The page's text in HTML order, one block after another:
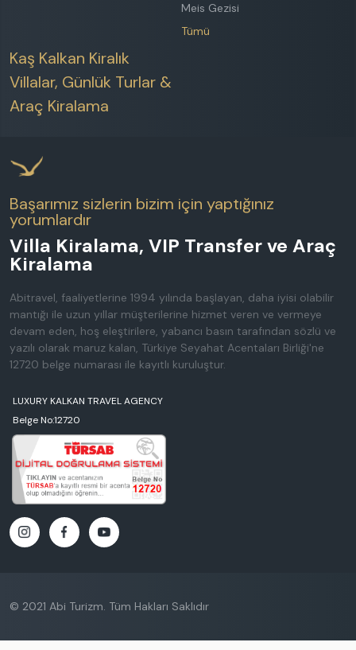
Meis Gezisi
Tümü
Kaş Kalkan Kiralık
Villalar, Günlük Turlar &
Araç Kiralama
Başarımız sizlerin bizim için yaptığınız
yorumlardır
Villa Kiralama, VIP Transfer ve Araç
Kiralama
Abitravel, faaliyetlerine 1994 yılında başlayan, daha iyisi olabilir
mantığı ile uzun yıllar müşterilerine hizmet veren ve vermeye
devam eden, hoş eleştirilere, yabancı basın tarafından sözlü ve
yazılı olarak maruz kalan, Türkiye Seyahat Acentaları Birliği'ne
12720 belge numarası ile kayıtlı kuruluştur.
LUXURY KALKAN TRAVEL AGENCY
Belge No:12720
© 2021 Abi Turizm. Tüm Hakları Saklıdır